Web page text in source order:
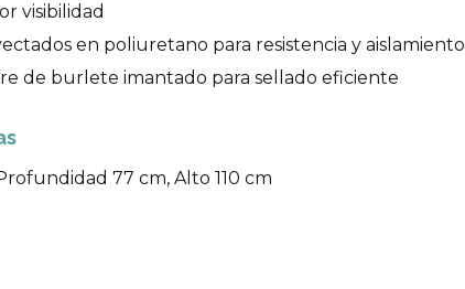
visibilidad
en poliuretano para resistencia y aislamiento
de burlete imantado para sellado eficiente
77 cm, Alto 110 cm